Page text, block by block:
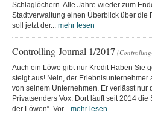
Schlaglöchern. Alle Jahre wieder zum
Stadtverwaltung einen Überblick über die
soll jetzt der... mehr lesen
Controlling-Journal 1/2017
Auch ein Löwe gibt nur Kredit Haben Sie
steigt aus! Nein, der Erlebnisunternehmer
von seinem Unternehmen. Er verlässt nur
Privatsenders Vox. Dort läuft seit 2014
der Löwen“. Vor... mehr lesen